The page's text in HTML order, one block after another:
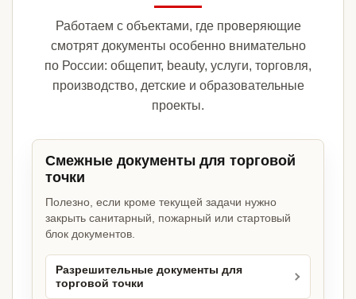
Работаем с объектами, где проверяющие
смотрят документы особенно внимательно
по России: общепит, beauty, услуги, торговля,
производство, детские и образовательные
проекты.
Смежные документы для торговой
точки
Полезно, если кроме текущей задачи нужно
закрыть санитарный, пожарный или стартовый
блок документов.
Разрешительные документы для
торговой точки